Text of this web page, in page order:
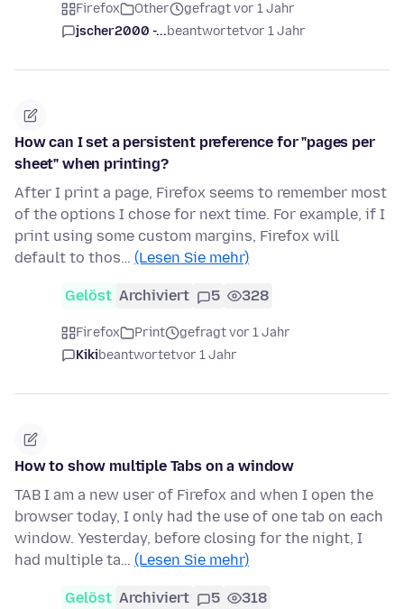
Firefox Other
gefragt vor 1 Jahr
jscher2000 -...beantwortetvor 1 Jahr
How can I set a persistent preference for "pages per
sheet" when printing?
After I print a page, Firefox seems to remember most
of the options I chose for next time. For example, if I
print using some custom margins, Firefox will
default to thos… (Lesen Sie mehr)
Gelöst Archiviert 5 328
Firefox Print
gefragt vor 1 Jahr
Kikibeantwortetvor 1 Jahr
How to show multiple Tabs on a window
TAB I am a new user of Firefox and when I open the
browser today, I only had the use of one tab on each
window. Yesterday, before closing for the night, I
had multiple ta… (Lesen Sie mehr)
Gelöst Archiviert 5 318